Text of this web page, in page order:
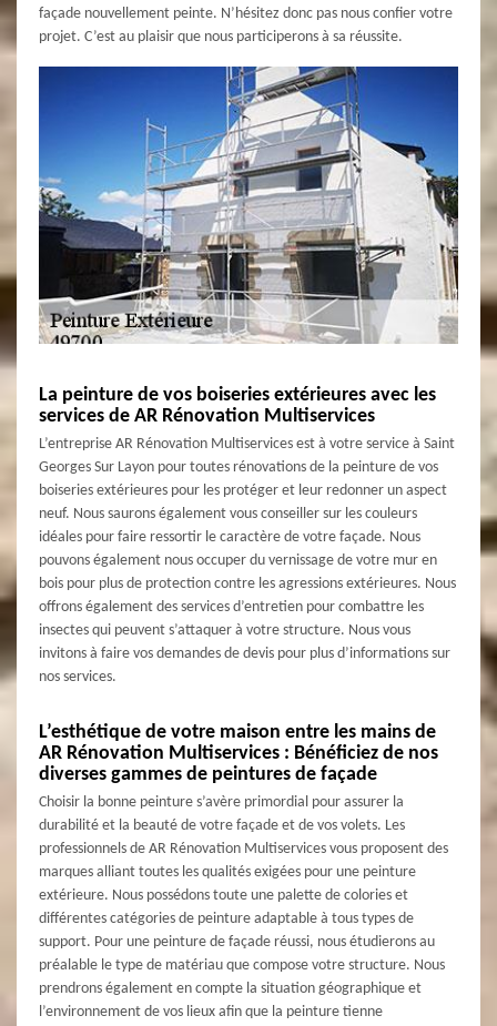
façade nouvellement peinte. N’hésitez donc pas nous confier votre
projet. C’est au plaisir que nous participerons à sa réussite.
La peinture de vos boiseries extérieures avec les
services de AR Rénovation Multiservices
L’entreprise AR Rénovation Multiservices est à votre service à Saint
Georges Sur Layon pour toutes rénovations de la peinture de vos
boiseries extérieures pour les protéger et leur redonner un aspect
neuf. Nous saurons également vous conseiller sur les couleurs
idéales pour faire ressortir le caractère de votre façade. Nous
pouvons également nous occuper du vernissage de votre mur en
bois pour plus de protection contre les agressions extérieures. Nous
offrons également des services d’entretien pour combattre les
insectes qui peuvent s’attaquer à votre structure. Nous vous
invitons à faire vos demandes de devis pour plus d’informations sur
nos services.
L’esthétique de votre maison entre les mains de
AR Rénovation Multiservices : Bénéficiez de nos
diverses gammes de peintures de façade
Choisir la bonne peinture s’avère primordial pour assurer la
durabilité et la beauté de votre façade et de vos volets. Les
professionnels de AR Rénovation Multiservices vous proposent des
marques alliant toutes les qualités exigées pour une peinture
extérieure. Nous possédons toute une palette de colories et
différentes catégories de peinture adaptable à tous types de
support. Pour une peinture de façade réussi, nous étudierons au
préalable le type de matériau que compose votre structure. Nous
prendrons également en compte la situation géographique et
l’environnement de vos lieux afin que la peinture tienne